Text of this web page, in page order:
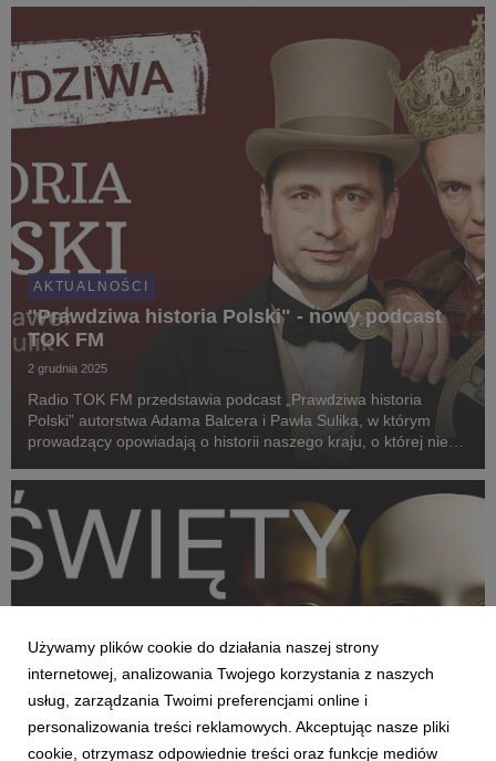
AKTUALNOŚCI
"Prawdziwa historia Polski" - nowy podcast
TOK FM
2 grudnia 2025
Radio TOK FM przedstawia podcast „Prawdziwa historia
Polski” autorstwa Adama Balcera i Pawła Sulika, w którym
prowadzący opowiadają o historii naszego kraju, o której nie
zgadza się z rzeczywistością, pokazują,...
Używamy plików cookie do działania naszej strony
internetowej, analizowania Twojego korzystania z naszych
usług, zarządzania Twoimi preferencjami online i
personalizowania treści reklamowych. Akceptując nasze pliki
cookie, otrzymasz odpowiednie treści oraz funkcje mediów